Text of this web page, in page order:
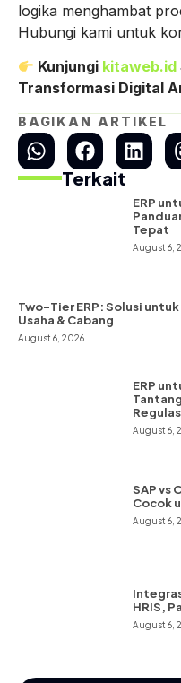
logika menghambat
Hubungi kami untuk
Kunjungi kitaweb.id
Transformasi Digital
BAGIKAN ARTIKEL
Terkait
ERP
Tepat
August 6,
Two-Tier ERP: Solusi
Usaha & Cabang
August 6, 2026
ERP
August 6,
SAP vs
Cocok
August 6,
HRIS,
August 6,